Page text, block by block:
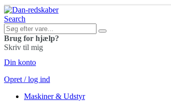
Search
Brug for hjælp?
Skriv til mig
Din konto
Opret / log ind
Maskiner & Udstyr